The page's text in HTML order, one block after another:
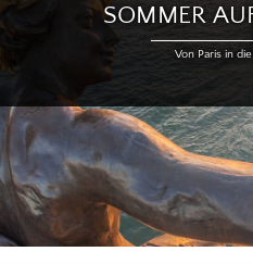
SOMMER
Von Paris in